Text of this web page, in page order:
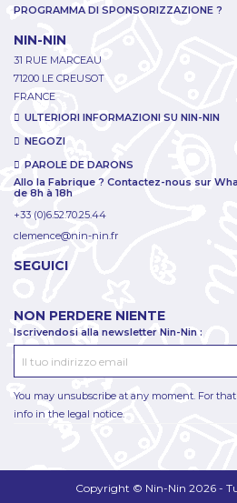
PROGRAMMA DI SPONSORIZZAZIONE ?
NIN-NIN
31 RUE MARCEAU
71200 LE CREUSOT
FRANCE
ULTERIORI INFORMAZIONI SU NIN-NIN
NEGOZI
PAROLE DE DARONS
Allo la Fabrique ? Contactez-nous sur
de 8h à 18h
+33 (0)6.52.70.25.44
clemence@nin-nin.fr
SEGUICI
NON PERDERE NIENTE
Iscrivendosi alla newsletter Nin-Nin :
You may unsubscribe at any moment. For
info in the legal notice.
Copyright © Nin-Nin 2026 -